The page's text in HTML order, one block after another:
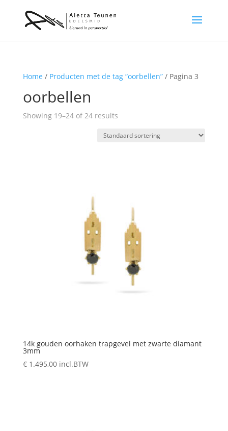
Home / Producten met de tag “oorbellen”/ Pagina 3
oorbellen
Showing 19–24 of 24 results
14k gouden oorhaken trapgevel met zwarte diamant
3mm
€1.495,00 incl.BTW